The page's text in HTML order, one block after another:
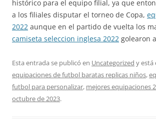
histórico para el equipo filial, ya que
a los filiales disputar el torneo de Copa,
2022 aunque en el partido de vuelta los
camiseta seleccion inglesa 2022 golearon
Esta entrada se publicó en Uncategorized y está
equipaciones de futbol baratas replicas niños,
futbol para personalizar, mejores equipaciones
octubre de 2023.